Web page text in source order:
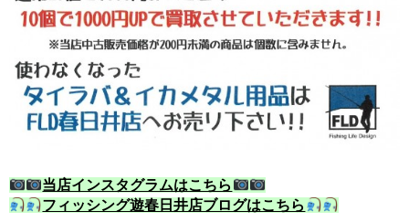
当店インスタグラムはこちら
フィッシング遊春日井店ブログはこちら